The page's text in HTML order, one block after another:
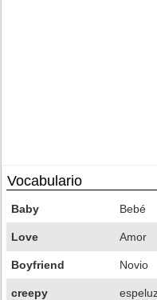
Vocabulario
Baby Bebé
Love Amor
Boyfriend Novio
creepy